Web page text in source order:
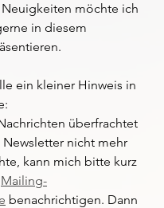
möchte ich
in diesem
ein kleiner Hinweis in
überfrachtet
nicht mehr
kann mich bitte kurz
Mailing-
benachrichtigen. Dann